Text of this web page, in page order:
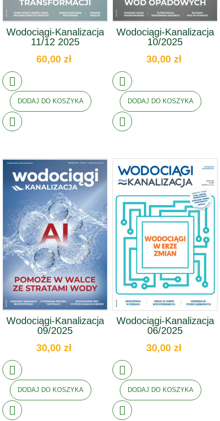
Wodociągi-Kanalizacja
11/12 2025
60,00 zł
DODAJ DO KOSZYKA
Wodociągi-Kanalizacja
10/2025
30,00 zł
DODAJ DO KOSZYKA
Wodociągi-Kanalizacja
09/2025
30,00 zł
DODAJ DO KOSZYKA
Wodociągi-Kanalizacja
06/2025
30,00 zł
DODAJ DO KOSZYKA